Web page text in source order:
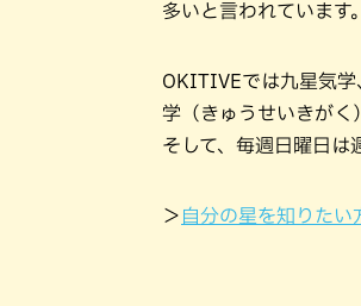
多いと言われています。
OKITIVEでは九星気学
学（きゅうせいきがく
そして、毎週日曜日は
＞ 自分の星を知りたい